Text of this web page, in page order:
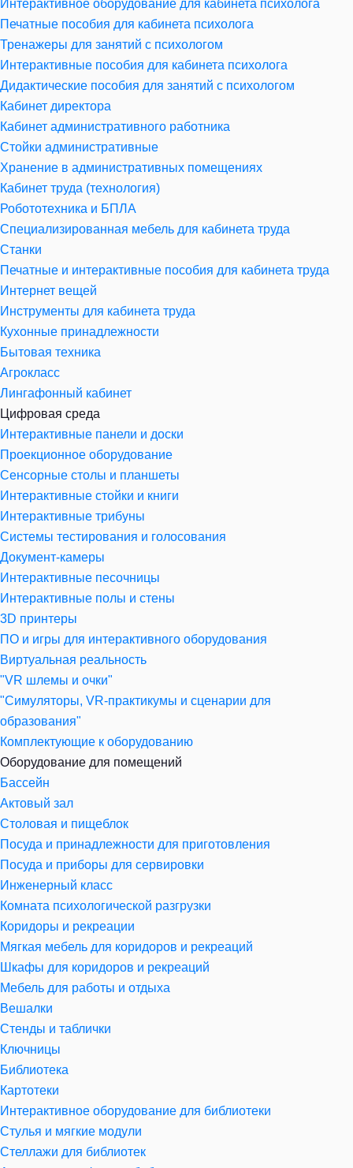
Интерактивное оборудование для кабинета психолога
Печатные пособия для кабинета психолога
Тренажеры для занятий с психологом
Интерактивные пособия для кабинета психолога
Дидактические пособия для занятий с психологом
Кабинет директора
Кабинет административного работника
Стойки административные
Хранение в административных помещениях
Кабинет труда (технология)
Робототехника и БПЛА
Специализированная мебель для кабинета труда
Станки
Печатные и интерактивные пособия для кабинета труда
Интернет вещей
Инструменты для кабинета труда
Кухонные принадлежности
Бытовая техника
Агрокласс
Лингафонный кабинет
Цифровая среда
Интерактивные панели и доски
Проекционное оборудование
Сенсорные столы и планшеты
Интерактивные стойки и книги
Интерактивные трибуны
Системы тестирования и голосования
Документ-камеры
Интерактивные песочницы
Интерактивные полы и стены
3D принтеры
ПО и игры для интерактивного оборудования
Виртуальная реальность
"VR шлемы и очки"
"Симуляторы, VR-практикумы и сценарии для
образования"
Комплектующие к оборудованию
Оборудование для помещений
Бассейн
Актовый зал
Столовая и пищеблок
Посуда и принадлежности для приготовления
Посуда и приборы для сервировки
Инженерный класс
Комната психологической разгрузки
Коридоры и рекреации
Мягкая мебель для коридоров и рекреаций
Шкафы для коридоров и рекреаций
Мебель для работы и отдыха
Вешалки
Стенды и таблички
Ключницы
Библиотека
Картотеки
Интерактивное оборудование для библиотеки
Стулья и мягкие модули
Стеллажи для библиотек